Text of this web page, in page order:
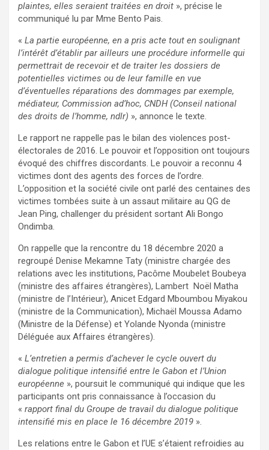
plaintes, elles seraient traitées en droit », précise le
communiqué lu par Mme Bento Pais.
« La partie européenne, en a pris acte tout en soulignant
l’intérêt d’établir par ailleurs une procédure informelle qui
permettrait de recevoir et de traiter les dossiers de
potentielles victimes ou de leur famille en vue
d’éventuelles réparations des dommages par exemple,
médiateur, Commission ad’hoc, CNDH (Conseil national
des droits de l’homme, ndlr) », annonce le texte.
Le rapport ne rappelle pas le bilan des violences post-
électorales de 2016. Le pouvoir et l’opposition ont toujours
évoqué des chiffres discordants. Le pouvoir a reconnu 4
victimes dont des agents des forces de l’ordre.
L’opposition et la société civile ont parlé des centaines des
victimes tombées suite à un assaut militaire au QG de
Jean Ping, challenger du président sortant Ali Bongo
Ondimba.
On rappelle que la rencontre du 18 décembre 2020 a
regroupé Denise Mekamne Taty (ministre chargée des
relations avec les institutions, Pacôme Moubelet Boubeya
(ministre des affaires étrangères), Lambert Noël Matha
(ministre de l’Intérieur), Anicet Edgard Mboumbou Miyakou
(ministre de la Communication), Michaël Moussa Adamo
(Ministre de la Défense) et Yolande Nyonda (ministre
Déléguée aux Affaires étrangères).
« L’entretien a permis d’achever le cycle ouvert du
dialogue politique intensifié entre le Gabon et l’Union
européenne », poursuit le communiqué qui indique que les
participants ont pris connaissance à l’occasion du
« rapport final du Groupe de travail du dialogue politique
intensifié mis en place le 16 décembre 2019 ».
Les relations entre le Gabon et l’UE s’étaient refroidies au